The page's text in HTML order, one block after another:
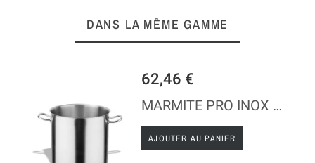
DANS LA MÊME GAMME
62,46 €
MARMITE PRO INOX SANS COUVERCLE
AJOUTER AU PANIER